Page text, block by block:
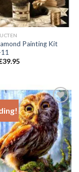
Painting Kit
39.95Prijsklasse:
Add to
Wishlist